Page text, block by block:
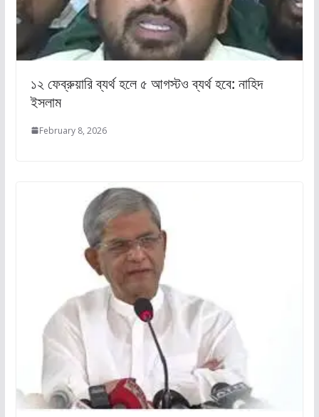
১২ ফেব্রুয়ারি ব্যর্থ হলে ৫ আগস্টও ব্যর্থ হবে: নাহিদ
ইসলাম
February 8, 2026